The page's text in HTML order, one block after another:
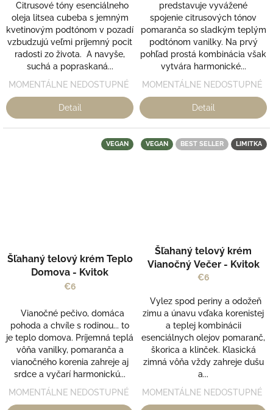
Citrusové tóny esenciálneho
oleja litsea cubeba s jemným
kvetinovým podtónom v pozadí
vzbudzujú veľmi príjemný pocit
radosti zo života. A navyše,
suchá a popraskaná...
MOMENTÁLNE NEDOSTUPNÉ
Detail
predstavuje vyvážené
spojenie citrusových tónov
pomaranča so sladkým teplým
podtónom vanilky. Na prvý
pohľad prostá kombinácia však
vytvára harmonické...
MOMENTÁLNE NEDOSTUPNÉ
Detail
VEGAN
Šľahaný telový krém Teplo
Domova - Kvitok
€6
Vianočné pečivo, domáca
pohoda a chvíle s rodinou... to
je teplo domova. Príjemná teplá
vôňa vanilky, pomaranča a
vianočného korenia zahreje aj
srdce a vyčarí harmonickú...
MOMENTÁLNE NEDOSTUPNÉ
VEGAN BEST SELLER LIMITKA
Šľahaný telový krém
Vianočný Večer - Kvitok
€6
Vylez spod periny a odožeň
zimu a únavu vďaka korenistej
a teplej kombinácii
esenciálnych olejov pomaranč,
škorica a klinček. Klasická
zimná vôňa vždy zahreje dušu
a...
MOMENTÁLNE NEDOSTUPNÉ